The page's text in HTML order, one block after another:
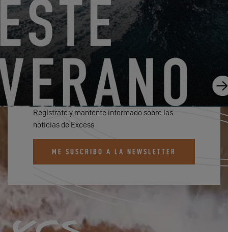
SUSCRÍBETE AL BOLETÍN DE
EXCESS
Regístrate y mantente informado sobre las
noticias de Excess
ME SUSCRIBO A LA NEWSLETTER